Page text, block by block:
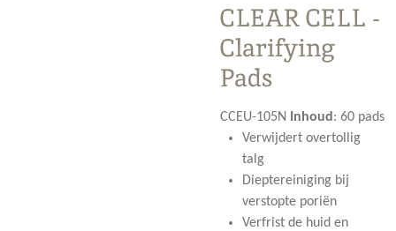
CLEAR CELL -
Clarifying
Pads
CCEU-105N Inhoud : 60 pads
Verwijdert overtollig
talg
Dieptereiniging bij
verstopte poriën
Verfrist de huid en